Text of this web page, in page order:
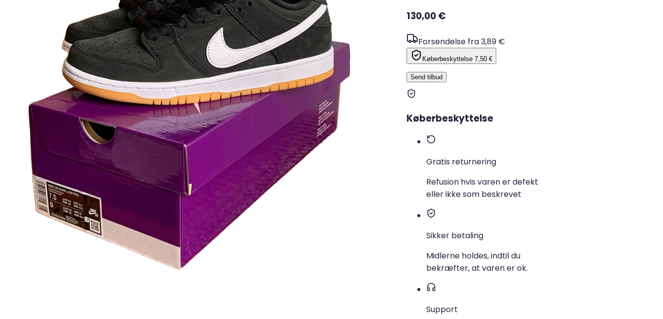
130,00 €
Forsendelse fra 3,89 €
Køberbeskyttelse 7,50 €
Køberbeskyttelse
Gratis returnering
Refusion hvis varen er defekt
eller ikke som beskrevet
Sikker betaling
Midlerne holdes, indtil du
bekræfter, at varen er ok.
Support
Send tilbud